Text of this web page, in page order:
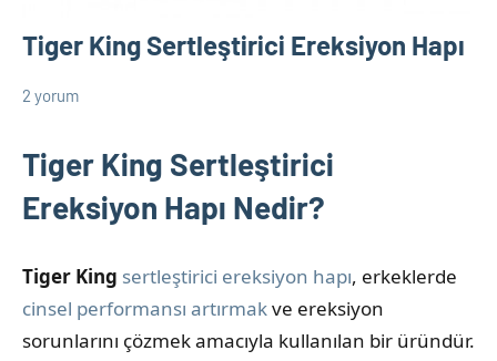
Tiger King Sertleştirici Ereksiyon Hapı
Bilgileri
31
2025
admin
2 yorum
Tiger King Sertleştirici
Ereksiyon Hapı Nedir?
Tiger King sertleştirici ereksiyon hapı, erkeklerde
cinsel performansı artırmakve ereksiyon
sorunlarını çözmek amacıyla kullanılan bir üründür.